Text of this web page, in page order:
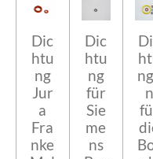
Dic
htu
ng
Jur
a
Fra
nke
Dic
htu
ng
für
Sie
me
ns
n